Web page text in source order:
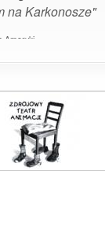
na Karkonosze"
Ameryki